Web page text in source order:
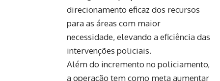
direcionamento eficaz dos recursos
para as áreas com maior
necessidade, elevando a eficiência das
intervenções policiais.
Além do incremento no policiamento,
a operação tem como meta aumentar